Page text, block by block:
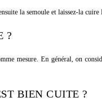
la semoule et laissez-la
?
mesure. En général, on
BIEN CUITE ?